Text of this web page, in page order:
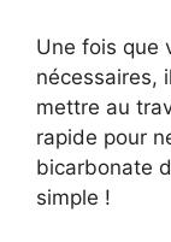
Une fois que
nécessaires,
mettre au
rapide pour
bicarbonate
simple !